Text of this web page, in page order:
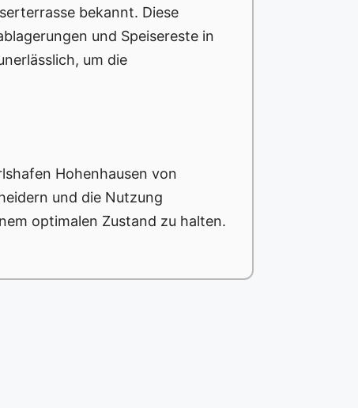
bekannt. Diese
und Speisereste in
um die
Hohenhausen von
und die Nutzung
optimalen Zustand zu halten.